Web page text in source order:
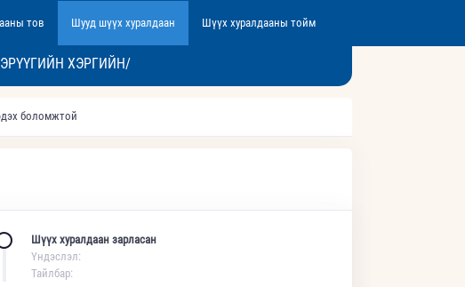
тов Шууд шүүх хуралдаан Шүүх хуралдааны тойм
ХЭРГИЙН/
боломжтой
Шүүх хуралдаан зарласан
Үндэслэл:
Тайлбар: